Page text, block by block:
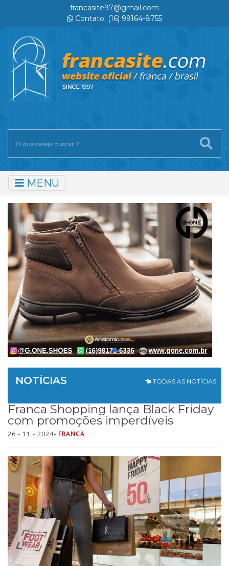
francasite97@gmail.com
Contato: (16) 99164-8755
MENU
NOTÍCIAS TODAS AS NOTÍCIAS
Franca Shopping lança Black Friday
com promoções imperdíveis
26 - 11 - 2024- FRANCA